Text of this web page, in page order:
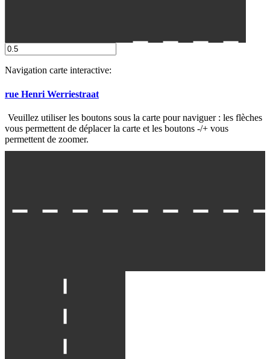
Navigation carte interactive:
rue Henri Werriestraat
Veuillez utiliser les boutons sous la carte pour naviguer : les flèches
vous permettent de déplacer la carte et les boutons -/+ vous
permettent de zoomer.